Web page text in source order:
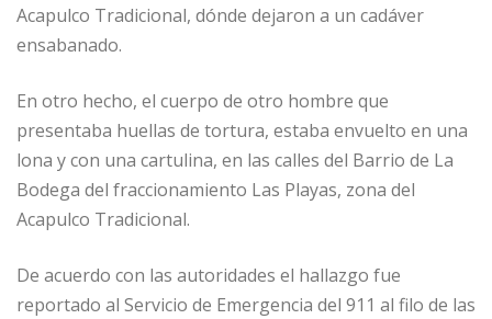
Acapulco Tradicional, dónde dejaron a un cadáver
ensabanado.
En otro hecho, el cuerpo de otro hombre que
presentaba huellas de tortura, estaba envuelto en una
lona y con una cartulina, en las calles del Barrio de La
Bodega del fraccionamiento Las Playas, zona del
Acapulco Tradicional.
De acuerdo con las autoridades el hallazgo fue
reportado al Servicio de Emergencia del 911 al filo de las